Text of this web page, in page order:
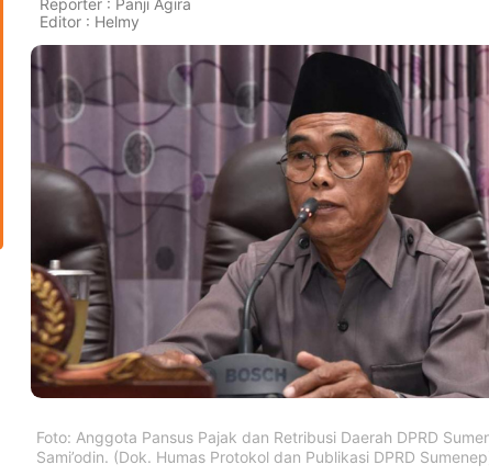
Reporter : Panji Agira
Editor : Helmy
Foto: Anggota Pansus Pajak dan Retribusi Daerah DPRD
Sami’odin. (Dok. Humas Protokol dan Publikasi DPRD